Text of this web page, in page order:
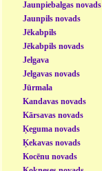
Jaunpiebalgas novads
Jaunpils novads
Jēkabpils
Jēkabpils novads
Jelgava
Jelgavas novads
Jūrmala
Kandavas novads
Kārsavas novads
Ķeguma novads
Ķekavas novads
Kocēnu novads